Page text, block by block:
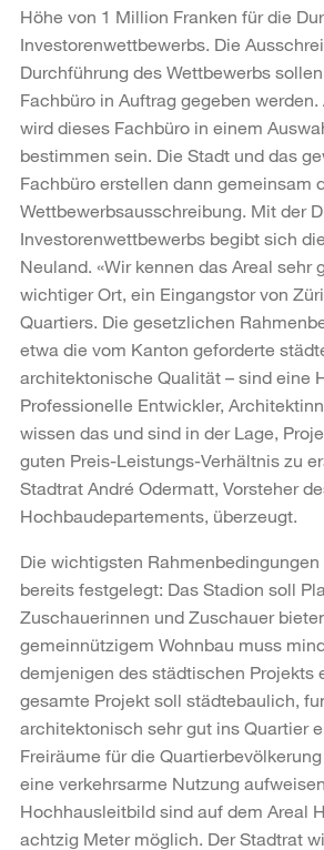
Höhe von 1 Million Franken für die
Investorenwettbewerbs. Die
Durchführung des Wettbewerbs
Fachbüro in Auftrag gegeben
wird dieses Fachbüro in einem
bestimmen sein. Die Stadt und das
Fachbüro erstellen dann gemeinsam
Wettbewerbsausschreibung. Mit der
Investorenwettbewerbs begibt sich
Neuland. «Wir kennen das Areal sehr
wichtiger Ort, ein Eingangstor von
Quartiers. Die gesetzlichen
etwa die vom Kanton geforderte
architektonische Qualität – sind eine
Professionelle Entwickler,
wissen das und sind in der Lage,
guten Preis-Leistungs-Verhältnis zu
Stadtrat André Odermatt, Vorsteher
Hochbaudepartements, überzeugt.
Die wichtigsten
bereits festgelegt: Das Stadion soll
Zuschauerinnen und Zuschauer
gemeinnützigem Wohnbau muss
demjenigen des städtischen Projekts
gesamte Projekt soll städtebaulich,
architektonisch sehr gut ins Quartier
Freiräume für die
eine verkehrsarme Nutzung
Hochhausleitbild sind auf dem Areal
achtzig Meter möglich. Der Stadtrat